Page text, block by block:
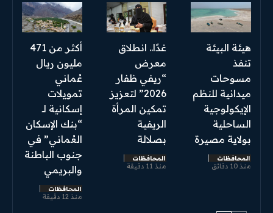
هيئة البيئة
تنفذ
مسوحات
ميدانية للنظم
الإيكولوجية
الساحلية
بولاية مصيرة
المحافظات
منذ 10 دقائق
غدًا.. انطلاق
معرض
“ريفي ظفار
2026” لتعزيز
تمكين المرأة
الريفية
بصلالة
المحافظات
منذ 11 دقيقة
أكثر من 471
مليون ريال
عُماني
تمويلات
إسكانية لـ
“بنك الإسكان
العُماني” في
جنوب الباطنة
والبريمي
المحافظات
منذ 12 دقيقة